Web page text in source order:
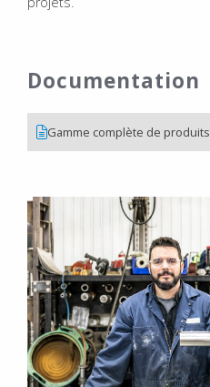
Documentation
Gamme complète de produits